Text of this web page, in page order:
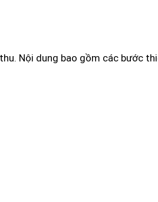
Nội dung bao gồm các bước